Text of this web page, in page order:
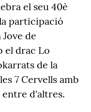
el seu 40è
participació
de
el drac Lo
de la
7 Cervells amb
entre d'altres.